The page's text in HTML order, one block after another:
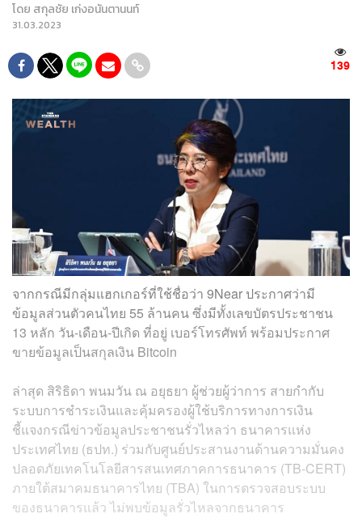
โดย สกุลชัย เก่งอนันตานนท์
31.03.2023
139
จากกรณีมีกลุ่มแฮกเกอร์ที่ใช้ชื่อว่า 9Near ประกาศว่ามี
ข้อมูลส่วนตัวคนไทย 55 ล้านคน ซึ่งมีทั้งเลขบัตรประชาชน
13 หลัก วัน-เดือน-ปีเกิด ที่อยู่ เบอร์โทรศัพท์ พร้อมประกาศ
ขายข้อมูลเป็นสกุลเงิน Bitcoin
ล่าสุด สิริธิดา พนมวัน ณ อยุธยา ผู้ช่วยผู้ว่าการ สายกำกับ
ระบบการชำระเงินและคุ้มครองผู้ใช้บริการทางการเงิน
ชี้แจงกรณีข่าวข้อมูลประชาชนรั่วไหลว่า ธนาคารแห่ง
ประเทศไทย (ธปท.) ร่วมกับศูนย์ประสานงานด้านความมั่นคง
ปลอดภัยเทคโนโลยีสารสนเทศภาคการธนาคาร (TB-CERT)
ภายใต้สมาคมธนาคารไทย (TBA) ในการตรวจสอบระบบ
ของธนาคารแล้ว ไม่พบข้อมูลรั่วไหลจากธนาคาร